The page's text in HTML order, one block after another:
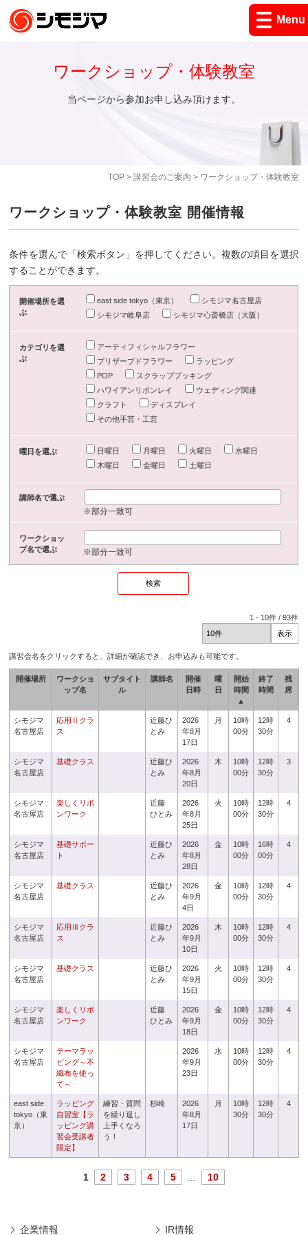
Menu
TOP> 講習会のご案内 > ワークショップ・体験教室
ワークショップ・体験教室
当ページから参加お申し込み頂けます。
ワークショップ・体験教室 開催情報
条件を選んで「検索ボタン」を押してください。複数の項目を選択
することができます。
開催場所を選
ぶ
east side tokyo（東京）
シモジマ名古屋店
シモジマ岐阜店
シモジマ心斎橋店（大阪）
カテゴリを選
ぶ
アーティフィシャルフラワー
プリザーブドフラワー
ラッピング
POP
スクラップブッキング
ハワイアンリボンレイ
ウェディング関連
クラフト
ディスプレイ
その他手芸・工芸
曜日を選ぶ 日曜日 月曜日 火曜日
水曜日
木曜日
金曜日 土曜日
講師名で選ぶ
※部分一致可
ワークショッ
プ名で選ぶ
※部分一致可
1 - 10件 /93件
講習会名をクリックすると、詳細が確認でき、お申込みも可能です。
開催場所
ワークショ
ップ名
サブタイト
ル
講師名
開催
日時
曜
日
開始
時間
▲
終了
時間
残
席
シモジマ
名古屋店
応用Ⅱクラ
ス
近藤ひ
とみ
2026
年8月
17日
月
10時
00分
12時
30分
4
シモジマ
名古屋店
基礎クラス
近藤ひ
とみ
2026
年8月
20日
木
10時
00分
12時
30分
3
シモジマ
名古屋店
楽しくリボ
ンワーク
近藤
ひとみ
2026
年8月
25日
火
10時
00分
12時
30分
4
シモジマ
名古屋店
基礎サポー
ト
近藤ひ
とみ
2026
年8月
28日
金
10時
00分
16時
00分
4
シモジマ
名古屋店
基礎クラス
近藤ひ
とみ
2026
年9月
4日
金
10時
00分
12時
30分
4
シモジマ
名古屋店
応用Ⅲクラ
ス
近藤ひ
とみ
2026
年9月
10日
木
10時
00分
12時
30分
4
シモジマ
名古屋店
基礎クラス
近藤ひ
とみ
2026
年9月
15日
火
10時
00分
12時
30分
4
シモジマ
名古屋店
楽しくリボ
ンワーク
近藤
ひとみ
2026
年9月
18日
金
10時
00分
12時
30分
4
シモジマ
名古屋店
テーマラッ
ピング～不
織布を使っ
て～
2026
年9月
23日
水
10時
00分
12時
30分
4
east side
tokyo（東
京）
ラッピング
自習室【ラ
ッピング講
習会受講者
限定】
練習・質問
を繰り返し
上手くなろ
う！
杉崎
2026
年8月
17日
月
10時
30分
12時
30分
4
1 2 3 4 5 10
企業情報 IR情報